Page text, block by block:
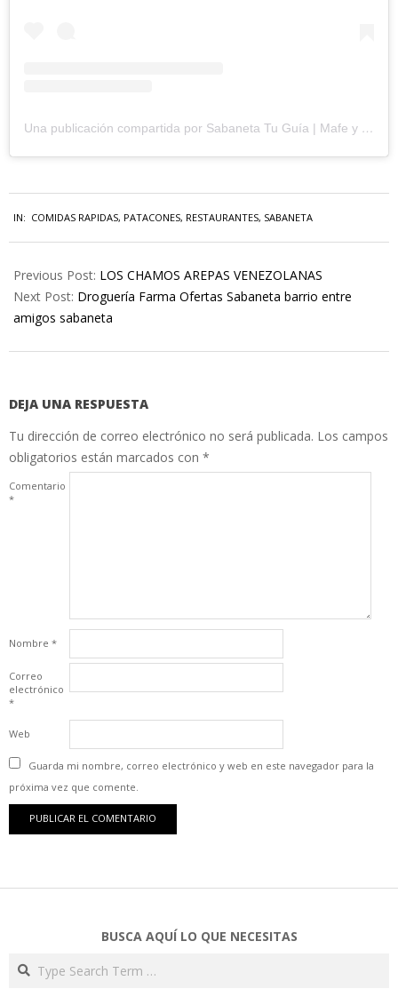
Una publicación compartida por Sabaneta Tu Guía | Mafe y Nacho (@sabanetateguia)
IN: COMIDAS RAPIDAS, PATACONES, RESTAURANTES, SABANETA
Previous Post: LOS CHAMOS AREPAS VENEZOLANAS
Next Post: Droguería Farma Ofertas Sabaneta barrio entre
amigos sabaneta
DEJA UNA RESPUESTA
Tu dirección de correo electrónico no será publicada. Los campos
obligatorios están marcados con *
Comentario
*
Nombre *
Correo
electrónico
*
Web
Guarda mi nombre, correo electrónico y web en este navegador para la
próxima vez que comente.
BUSCA AQUÍ LO QUE NECESITAS